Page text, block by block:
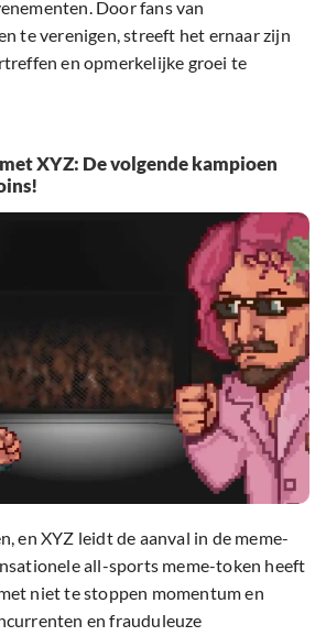
Door fans van
te verenigen, streeft het ernaar zijn
en opmerkelijke groei te
XYZ: De volgende kampioen
en XYZ leidt de aanval in de meme-
all-sports meme-token heeft
niet te stoppen momentum en
en frauduleuze